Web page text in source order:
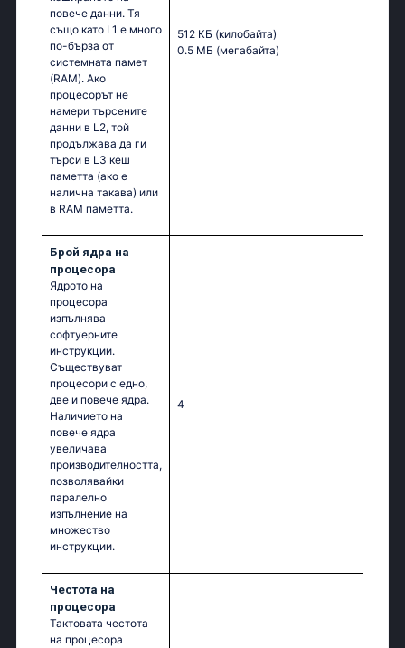
повече данни. Тя
също като L1 е много
по-бърза от
системната памет
(RAM). Ако
процесорът не
намери търсените
данни в L2, той
продължава да ги
търси в L3 кеш
паметта (ако е
налична такава) или
в RAM паметта.
512 КБ (килобайта)
0.5 МБ (мегабайта)
Брой ядра на
процесора
Ядрото на
процесора
изпълнява
софтуерните
инструкции.
Съществуват
процесори с едно,
две и повече ядра.
Наличието на
повече ядра
увеличава
производителността,
позволявайки
паралелно
изпълнение на
множество
инструкции.
4
Честота на
процесора
Тактовата честота
на процесора